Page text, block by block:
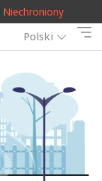
Niechroniony
Polski